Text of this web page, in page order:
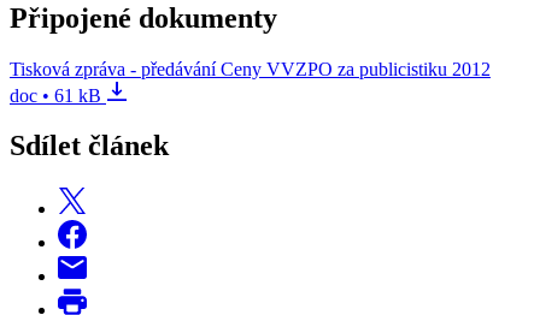
Připojené dokumenty
Tisková zpráva - předávání Ceny VVZPO za publicistiku 2012
doc • 61 kB
Sdílet článek